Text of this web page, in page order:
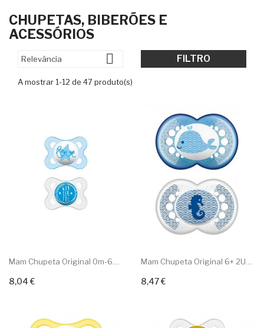
CHUPETAS, BIBERÕES E
ACESSÓRIOS
Relevância  FILTRO
A mostrar 1-12 de 47 produto(s)
8,04 €Adicionar ao carrinho 8,47 €Adicionar ao carrinho